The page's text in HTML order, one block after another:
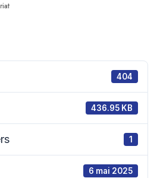
404
436.95 KB
1
6 mai 2025